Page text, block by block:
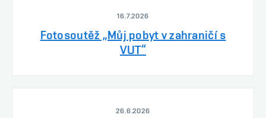
16.7.2026
Fotosoutěž „Můj pobyt v zahraničí s
VUT“
26.6.2026